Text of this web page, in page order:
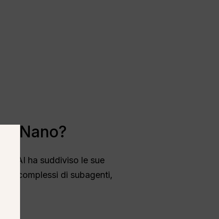
Nano?
ha suddiviso le sue
complessi di subagenti,